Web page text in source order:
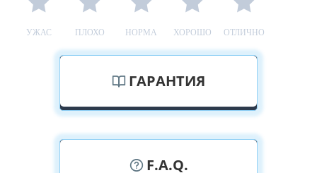
УЖАС ПЛОХО НОРМА ХОРОШО ОТЛИЧНО
ГАРАНТИЯ
F.A.Q.